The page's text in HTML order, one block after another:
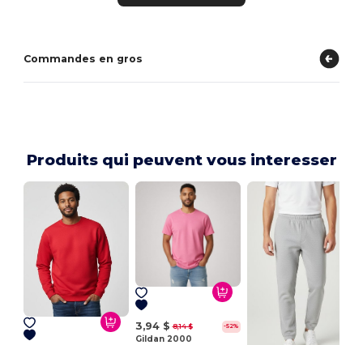
Commandes en gros
Produits qui peuvent vous interesser
3,94 $ 8,14 $ -52%
Gildan 2000